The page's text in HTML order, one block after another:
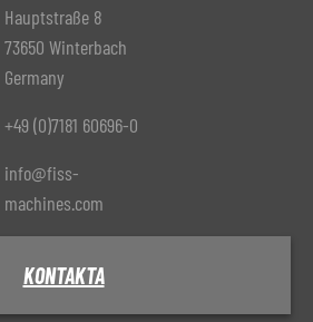
Hauptstraße 8
73650 Winterbach
Germany
+49 (0)7181 60696-0
info@fiss-
machines.com
KONTAKTA